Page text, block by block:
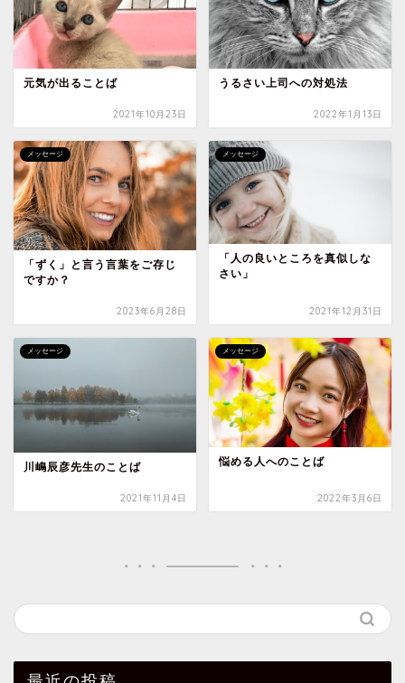
元気が出ることば
2021年10月23日
うるさい上司への対処法
2022年1月13日
メッセージ
「ずく」と言う言葉をご存じ
ですか？
2023年6月28日
メッセージ
「人の良いところを真似しな
さい」
2021年12月31日
メッセージ
川嶋辰彦先生のことば
2021年11月4日
メッセージ
悩める人へのことば
2022年3月6日